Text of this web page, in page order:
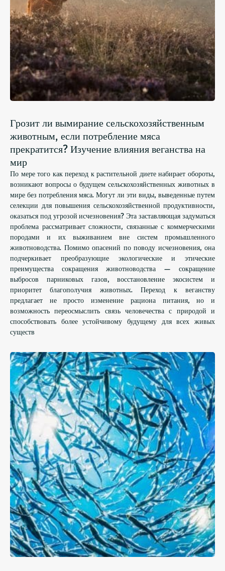
Грозит ли вымирание сельскохозяйственным
животным, если потребление мяса
прекратится? Изучение влияния веганства на
мир
По мере того как переход к растительной диете набирает обороты,
возникают вопросы о будущем сельскохозяйственных животных в
мире без потребления мяса. Могут ли эти виды, выведенные путем
селекции для повышения сельскохозяйственной продуктивности,
оказаться под угрозой исчезновения? Эта заставляющая задуматься
проблема рассматривает сложности, связанные с коммерческими
породами и их выживанием вне систем промышленного
животноводства. Помимо опасений по поводу исчезновения, она
подчеркивает преобразующие экологические и этические
преимущества сокращения животноводства — сокращение
выбросов парниковых газов, восстановление экосистем и
приоритет благополучия животных. Переход к веганству
предлагает не просто изменение рациона питания, но и
возможность переосмыслить связь человечества с природой и
способствовать более устойчивому будущему для всех живых
существ